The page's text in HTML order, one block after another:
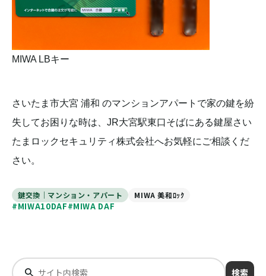
MIWA LBキー
さいたま市大宮 浦和 のマンションアパートで家の鍵を紛
失してお困りな時は、JR大宮駅東口そばにある鍵屋さい
たまロックセキュリティ株式会社へお気軽にご相談くだ
さい。
鍵交換｜マンション・アパート MIWA 美和ﾛｯｸ
#MIWA10DAF#MIWA DAF
検索